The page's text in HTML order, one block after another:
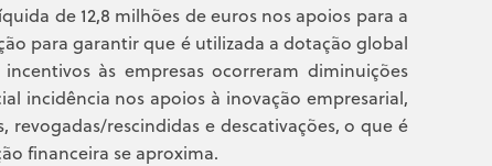
de 12,8 milhões de euros nos apoios para a
para garantir que é utilizada a dotação global
às empresas ocorreram diminuições
incidência nos apoios à inovação empresarial,
rescindidas e descativações, o que é
financeira se aproxima.